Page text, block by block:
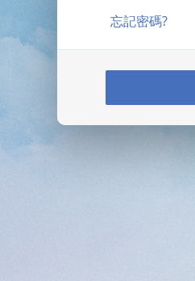
忘記密碼?